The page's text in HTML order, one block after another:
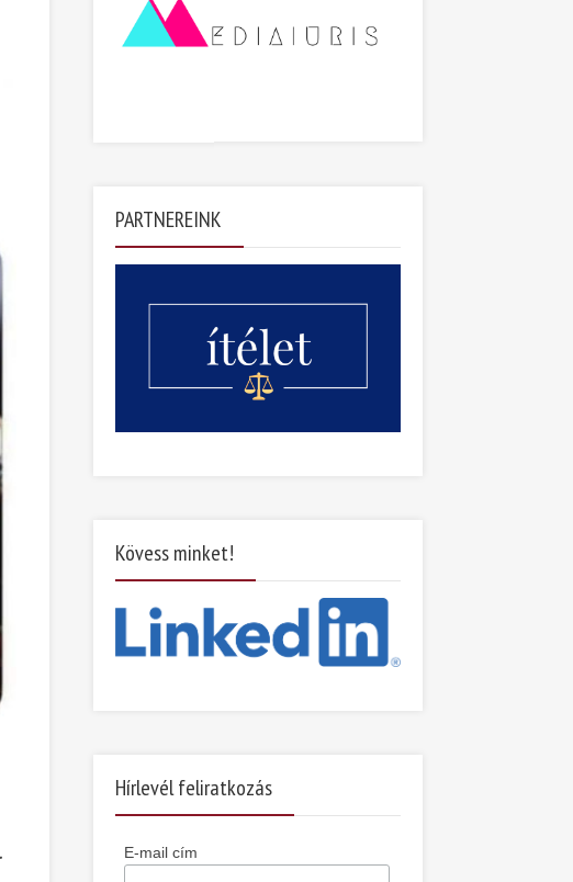
PARTNEREINK
Kövess minket!
Hírlevél feliratkozás
E-mail cím